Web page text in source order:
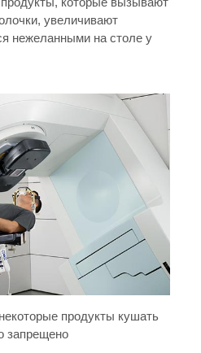
увеличивают
нежеланными на столе у
продукты кушать
запрещено